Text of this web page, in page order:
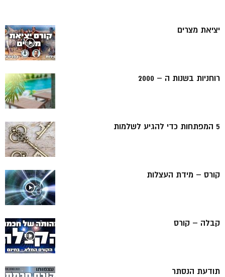
יציאת מצרים
רוחניות בשנות ה – 2000
5 המפתחות כדי להגיע לשלמות
קורס – מידת העצלות
קבלה – קורס
תודעת הנסתר